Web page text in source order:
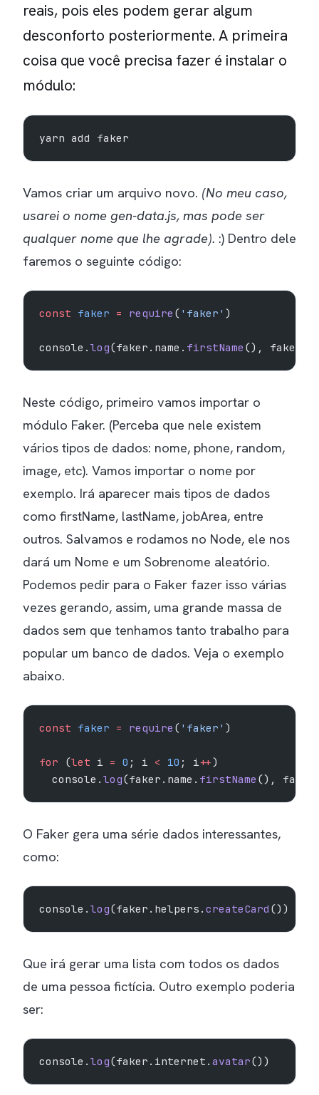
reais, pois eles podem gerar algum
desconforto posteriormente. A primeira
coisa que você precisa fazer é instalar o
módulo:
yarn add faker
Vamos criar um arquivo novo. (No meu caso,
usarei o nome gen-data.js, mas pode ser
qualquer nome que lhe agrade). :) Dentro dele
faremos o seguinte código:
const faker = require ( 'faker' )
console. log(faker.name. firstName (),
Neste código, primeiro vamos importar o
módulo Faker. (Perceba que nele existem
vários tipos de dados: nome, phone, random,
image, etc). Vamos importar o nome por
exemplo. Irá aparecer mais tipos de dados
como firstName, lastName, jobArea, entre
outros. Salvamos e rodamos no Node, ele nos
dará um Nome e um Sobrenome aleatório.
Podemos pedir para o Faker fazer isso várias
vezes gerando, assim, uma grande massa de
dados sem que tenhamos tanto trabalho para
popular um banco de dados. Veja o exemplo
abaixo.
const faker = require ( 'faker' )
for (let i = 0 ; i < 10 ; i++)
  console.
log(faker.name. firstName (),
O Faker gera uma série dados interessantes,
como:
console. log(faker.helpers. createCard ())
Que irá gerar uma lista com todos os dados
de uma pessoa fictícia. Outro exemplo poderia
ser:
console. log(faker.internet. avatar())